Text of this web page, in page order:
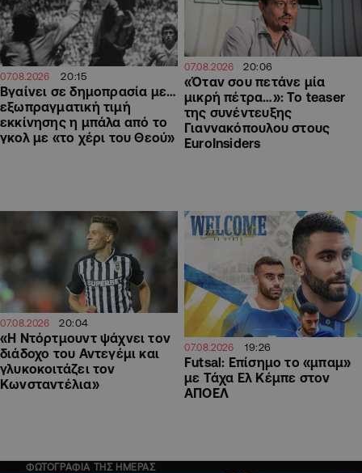
07.08.2026 20:15
Βγαίνει σε δημοπρασία με…
εξωπραγματική τιμή
εκκίνησης η μπάλα από το
γκολ με «το χέρι του Θεού»
07.08.2026 20:06
«Όταν σου πετάνε μία
μικρή πέτρα…»: Το teaser
της συνέντευξης
Γιαννακόπουλου στους
EuroInsiders
07.08.2026 20:04
«Η Ντόρτμουντ ψάχνει τον
διάδοχο του Αντεγέμι και
γλυκοκοιτάζει τον
Κωνσταντέλια»
07.08.2026 19:26
Futsal: Επίσημο το «μπαμ»
με Τάχα Ελ Κέμπε στον
ΑΠΟΕΛ
ΦΩΤΟΓΡΑΦΙΑ ΤΗΣ ΗΜΕΡΑΣ